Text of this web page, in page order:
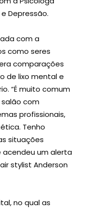
Depressão.
com a
como seres
comparações
de lixo mental e
“É muito comum
com
profissionais,
Tenho
situações
um alerta
stylist Anderson
no qual as